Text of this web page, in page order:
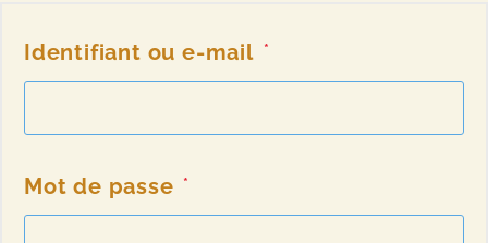
Identifiant ou e-mail *
Mot de passe *